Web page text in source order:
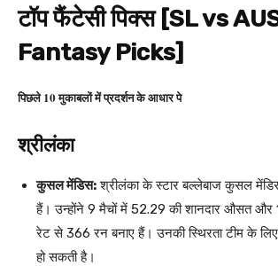
टॉप फैंटेसी पिक्स [SL vs
Fantasy Picks]
पिछले 10 मुकाबलों में प्रदर्शन के आधार पे
श्रीलंका
कुसल मेंडिस:श्रीलंका के स्टार बल्लेबाज कुसल
हैं। उन्होंने 9 मैचों में 52.29 की शानदार औसत और
रेट से 366 रन बनाए हैं। उनकी स्थिरता टीम के लिए
हो सकती है।